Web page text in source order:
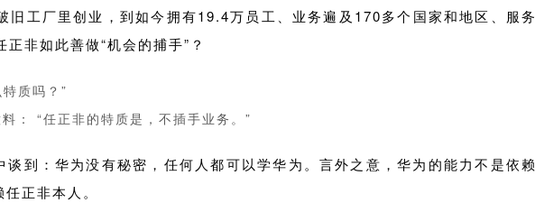
旧工厂里创业，到如今拥有19.4万员工、业务遍及170多个国家和地区、服务
非如此善做“机会的捕手”？
质吗？”
： “任正非的特质是，不插手业务。”
谈到：华为没有秘密，任何人都可以学华为。言外之意，华为的能力不是依赖
正非本人。